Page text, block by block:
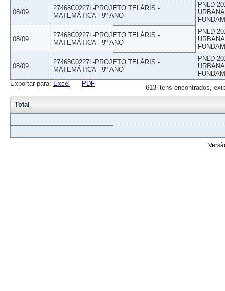
08/09
27468C0227L-PROJETO TELÁRIS -
MATEMÁTICA - 9º ANO
PNLD
08/09
27468C0227L-PROJETO TELÁRIS -
MATEMÁTICA - 9º ANO
PNLD
08/09
27468C0227L-PROJETO TELÁRIS -
MATEMÁTICA - 9º ANO
PNLD
613 itens encontrados,
Exportar para: Excel PDF
Total